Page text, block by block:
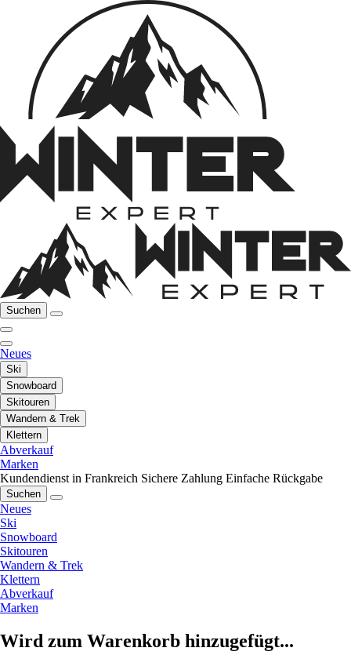
Suchen
Neues
Ski
Snowboard
Skitouren
Wandern & Trek
Klettern
Abverkauf
Marken
Kundendienst in Frankreich Sichere Zahlung Einfache Rückgabe
Suchen
Neues
Ski
Snowboard
Skitouren
Wandern & Trek
Klettern
Abverkauf
Marken
Wird zum Warenkorb hinzugefügt...